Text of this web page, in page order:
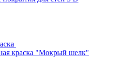
краска "Мокрый шелк"